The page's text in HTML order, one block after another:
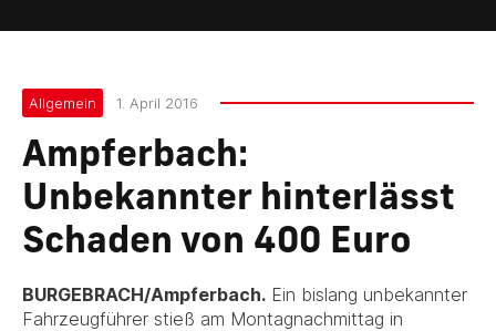
Allgemein 1. April 2016
Ampferbach:
Unbekannter hinterlässt
Schaden von 400 Euro
BURGEBRACH/Ampferbach. Ein bislang unbekannter
Fahrzeugführer stieß am Montagnachmittag in